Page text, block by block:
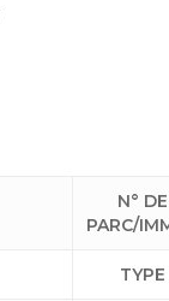
N° DE
PARC/
TYPE